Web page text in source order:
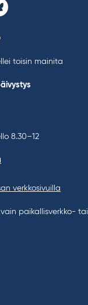
toisin mainita
8.30–12
verkkosivuilla
paikallisverkko- tai